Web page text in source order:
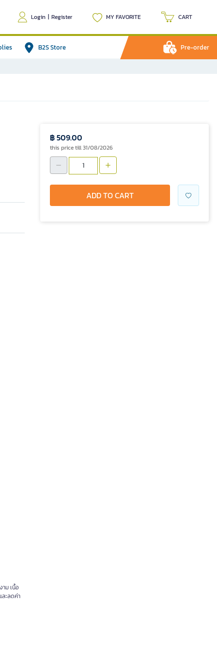
Login | Register MY FAVORITE CART
B2S Store Pre-order
ม เนื้อ
ละลดค่า
฿ 509.00
this price till 31/08/2026
ADD TO CART